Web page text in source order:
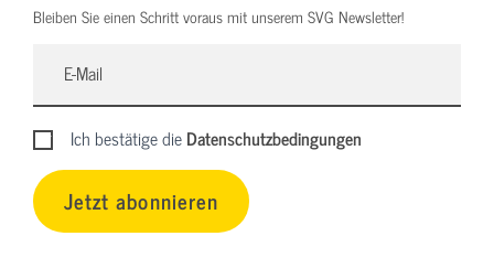
Bleiben Sie einen Schritt voraus mit unserem SVG Newsletter!
Ich bestätige dieDatenschutzbedingungen
Jetzt abonnieren